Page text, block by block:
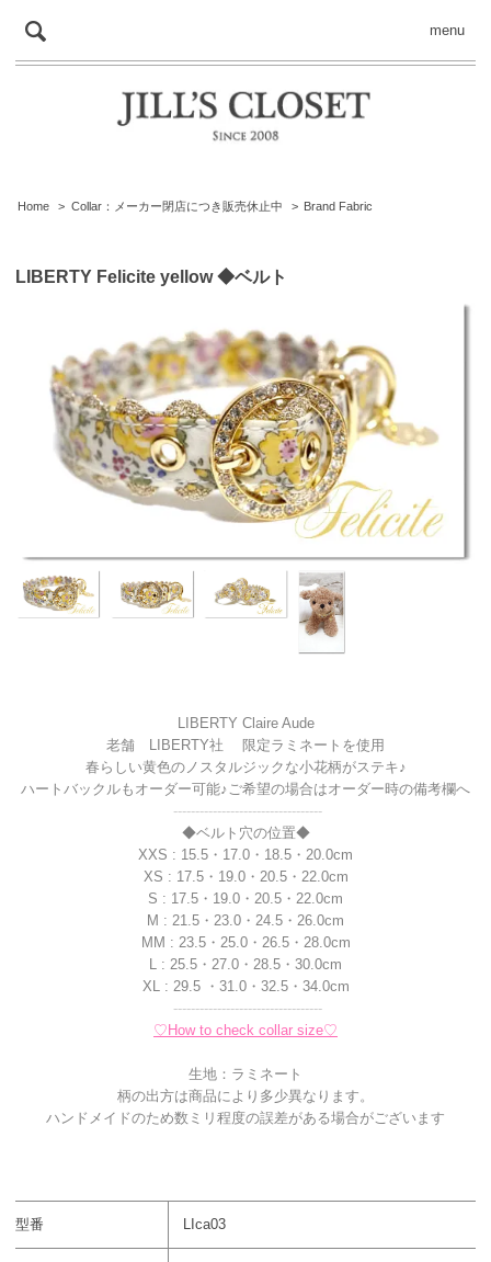
menu
Home > Collar：メーカー閉店につき販売休止中 > Brand Fabric
LIBERTY Felicite yellow ◆ベルト
LIBERTY Claire Aude
老舗 LIBERTY社 限定ラミネートを使用
春らしい黄色のノスタルジックな小花柄がステキ♪
ハートバックルもオーダー可能♪ご希望の場合はオーダー時の備考欄へ
----------------------------------
◆ベルト穴の位置◆
XXS : 15.5・17.0・18.5・20.0cm
XS : 17.5・19.0・20.5・22.0cm
S : 17.5・19.0・20.5・22.0cm
M : 21.5・23.0・24.5・26.0cm
MM : 23.5・25.0・26.5・28.0cm
L : 25.5・27.0・28.5・30.0cm
XL : 29.5 ・31.0・32.5・34.0cm
----------------------------------
♡How to check collar size♡
生地：ラミネート
柄の出方は商品により多少異なります。
ハンドメイドのため数ミリ程度の誤差がある場合がございます
型番 LIca03